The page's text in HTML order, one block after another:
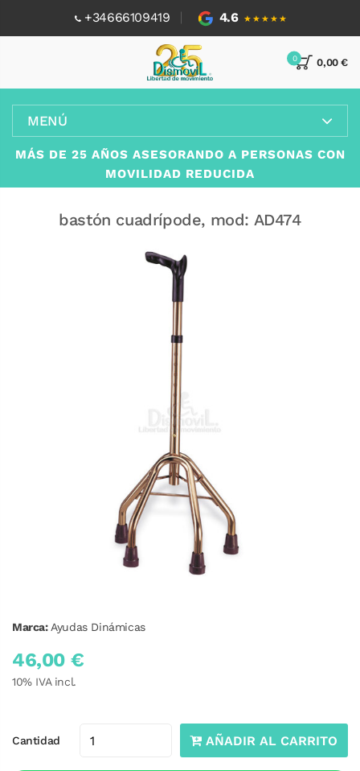
+34666109419 4.6 ★★★★★
0,00 €
0
MENÚ
MÁS DE 25 AÑOS ASESORANDO A PERSONAS CON
MOVILIDAD REDUCIDA
bastón cuadrípode, mod: AD474
Marca: Ayudas Dinámicas
46,00 €
10% IVA incl.
Cantidad AÑADIR AL CARRITO